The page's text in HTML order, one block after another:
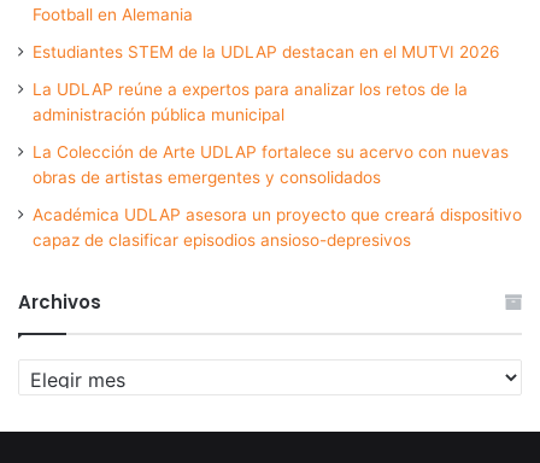
Football en Alemania
Estudiantes STEM de la UDLAP destacan en el MUTVI 2026
La UDLAP reúne a expertos para analizar los retos de la
administración pública municipal
La Colección de Arte UDLAP fortalece su acervo con nuevas
obras de artistas emergentes y consolidados
Académica UDLAP asesora un proyecto que creará dispositivo
capaz de clasificar episodios ansioso-depresivos
Archivos
Archivos